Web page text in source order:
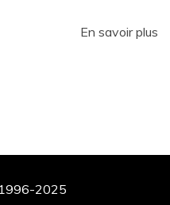
En savoir plus
2025